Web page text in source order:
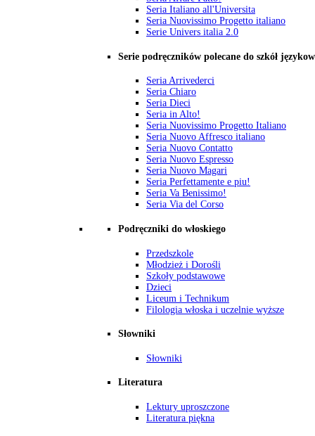
Seria Italiano all'Universita
Seria Nuovissimo Progetto italiano
Serie Univers italia 2.0
Serie podręczników polecane do szkół
Seria Arrivederci
Seria Chiaro
Seria Dieci
Seria in Alto!
Seria Nuovissimo Progetto Italiano
Seria Nuovo Affresco italiano
Seria Nuovo Contatto
Seria Nuovo Espresso
Seria Nuovo Magari
Seria Perfettamente e piu!
Seria Va Benissimo!
Seria Via del Corso
Podręczniki do włoskiego
Przedszkole
Młodzież i Dorośli
Szkoły podstawowe
Dzieci
Liceum i Technikum
Filologia włoska i uczelnie wyższe
Słowniki
Słowniki
Literatura
Lektury uproszczone
Literatura piękna